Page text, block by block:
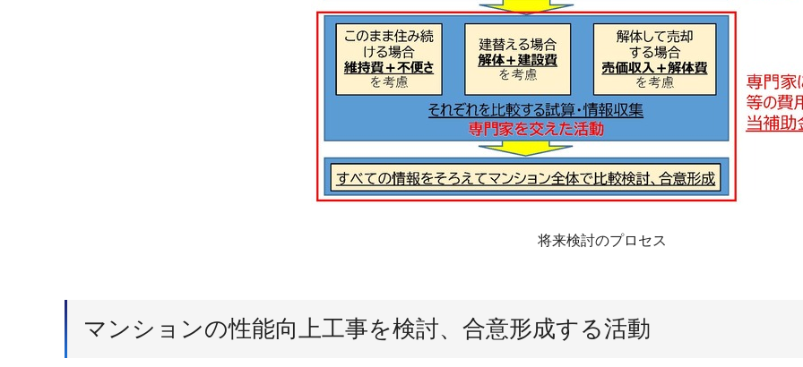
将来検討のプロセス
マンションの性能向上工事を検討、合意形成する活動